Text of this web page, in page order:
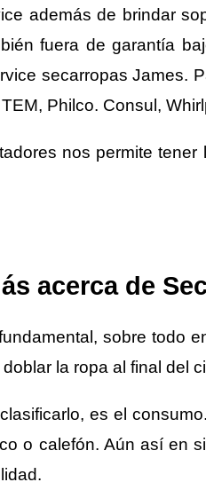
además de brindar
fuera de garantía
secarropas James.
Philco. Consul,
nos permite
acerca de
sobre todo
la ropa al final del
es el
o calefón. Aún así en